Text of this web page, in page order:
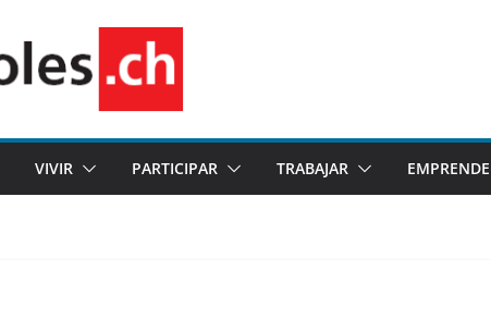
VIVIR PARTICIPAR TRABAJAR